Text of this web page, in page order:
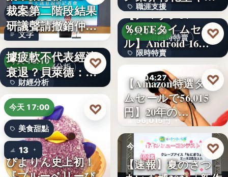
財經
文字
裁案第二階段結果
研議聲請撤銷仲裁
判斷
財經分析
今天 18:10
財經分析
文字
美國7月非農就業數
據疲軟不代表經濟
衰退？貝萊德：AI
正讓…
♡
今天 17:00
美食甜點
13
ぴよりん史上初！
♡
職涯支援
文字
リア…
限時特賣
今天 04:29
限時特賣
15,800円
【アマゾン37
％OFFタイムセー
ル】Android 16…
♡
今天 04:27
健康科技
56,015円
【Amazon特選タイ
ムセールで56,015
円】20年の…
♡
今天 04:27
美食活動
【速報】夏のさつ
♡